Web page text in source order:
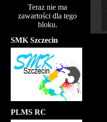
Teraz nie ma
zawartości dla tego
bloku.
SMK Szczecin
PLMS RC